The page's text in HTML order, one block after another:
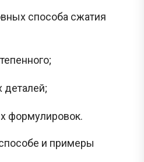
способа сжатия
деталей;
формулировок.
и примеры